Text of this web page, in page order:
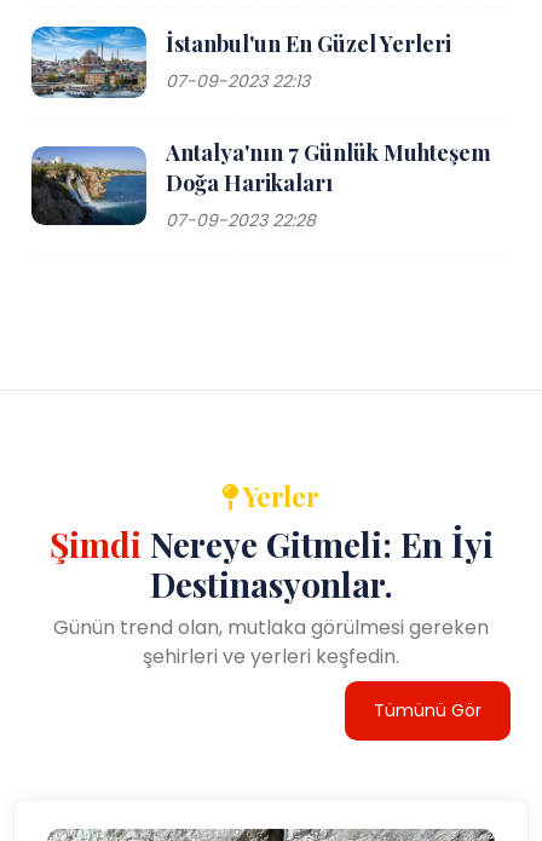
İstanbul'un En Güzel Yerleri
07-09-2023 22:13
Antalya'nın 7 Günlük Muhteşem
Doğa Harikaları
07-09-2023 22:28
Yerler
Şimdi Nereye Gitmeli: En İyi
Destinasyonlar.
Günün trend olan, mutlaka görülmesi gereken
şehirleri ve yerleri keşfedin.
Tümünü Gör